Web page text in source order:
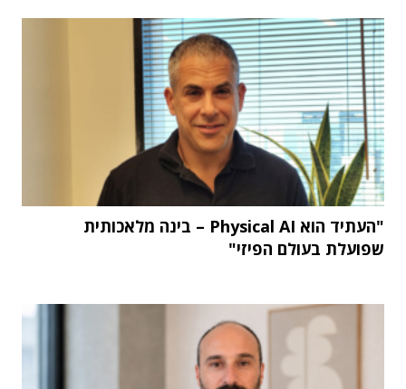
"העתיד הוא Physical AI – בינה מלאכותית
שפועלת בעולם הפיזי"